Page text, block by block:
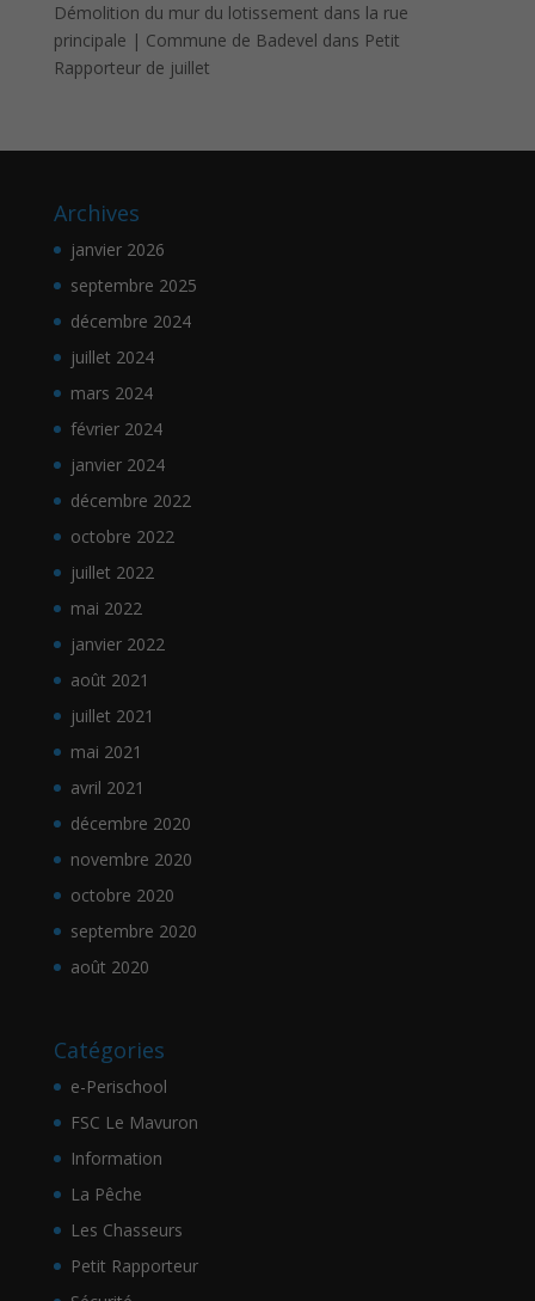
Démolition du mur du lotissement dans la rue
principale | Commune de Badevel dans Petit
Rapporteur de juillet
Archives
janvier 2026
septembre 2025
décembre 2024
juillet 2024
mars 2024
février 2024
janvier 2024
décembre 2022
octobre 2022
juillet 2022
mai 2022
janvier 2022
août 2021
juillet 2021
mai 2021
avril 2021
décembre 2020
novembre 2020
octobre 2020
septembre 2020
août 2020
Catégories
e-Perischool
FSC Le Mavuron
Information
La Pêche
Les Chasseurs
Petit Rapporteur